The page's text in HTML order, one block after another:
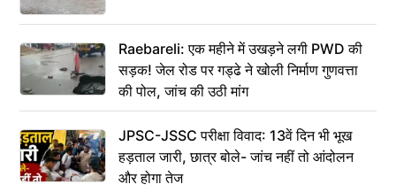
Raebareli: एक महीने में उखड़ने लगी PWD की
सड़क! जेल रोड पर गड्ढे ने खोली निर्माण गुणवत्ता
की पोल, जांच की उठी मांग
JPSC-JSSC परीक्षा विवाद: 13वें दिन भी भूख
हड़ताल जारी, छात्र बोले- जांच नहीं तो आंदोलन
और होगा तेज